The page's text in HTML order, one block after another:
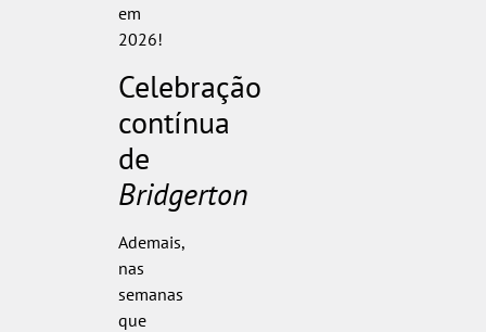
em
2026!
Celebração
contínua
de
Bridgerton
Ademais,
nas
semanas
que